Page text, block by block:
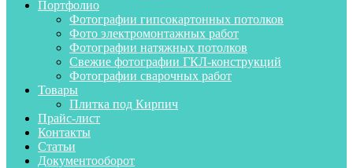
Портфолио
Фотографии гипсокартонных потолков
Фото электромонтажных работ
Фотографии натяжных потолков
Свежие фотографии ГКЛ-конструкций
Фотографии сварочных работ
Товары
Плитка под Кирпич
Прайс-лист
Контакты
Статьи
Документооборот